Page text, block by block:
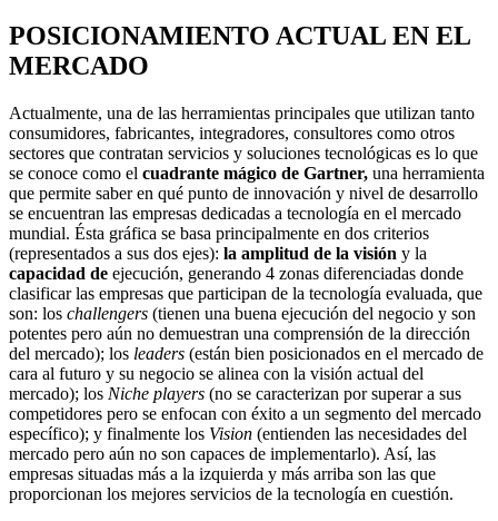
POSICIONAMIENTO ACTUAL EN EL
MERCADO
Actualmente, una de las herramientas principales que utilizan tanto
consumidores, fabricantes, integradores, consultores como otros
sectores que contratan servicios y soluciones tecnológicas es lo que
se conoce como el cuadrante mágico de Gartner, una herramienta
que permite saber en qué punto de innovación y nivel de desarrollo
se encuentran las empresas dedicadas a tecnología en el mercado
mundial. Ésta gráfica se basa principalmente en dos criterios
(representados a sus dos ejes): la amplitud de la visión y la
capacidad de ejecución, generando 4 zonas diferenciadas donde
clasificar las empresas que participan de la tecnología evaluada, que
son: los challengers (tienen una buena ejecución del negocio y son
potentes pero aún no demuestran una comprensión de la dirección
del mercado); los leaders (están bien posicionados en el mercado de
cara al futuro y su negocio se alinea con la visión actual del
mercado); los Niche players (no se caracterizan por superar a sus
competidores pero se enfocan con éxito a un segmento del mercado
específico); y finalmente los Vision (entienden las necesidades del
mercado pero aún no son capaces de implementarlo). Así, las
empresas situadas más a la izquierda y más arriba son las que
proporcionan los mejores servicios de la tecnología en cuestión.